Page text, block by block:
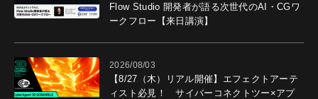
Flow Studio 開発者が語る次世代のAI・CGワ
ークフロー【来日講演】
2026/08/03
【8/27（木）リアル開催】エフェクトアーテ
ィスト必見！ サイバーコネクトツー×アプ